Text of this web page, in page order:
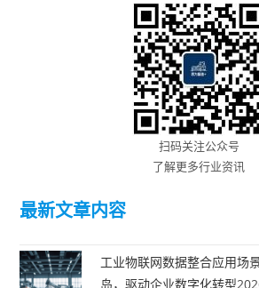
扫码关注公众号
了解更多行业资讯
最新文章内容
工业物联网数据整合应用场
岛，驱动企业数字化转型